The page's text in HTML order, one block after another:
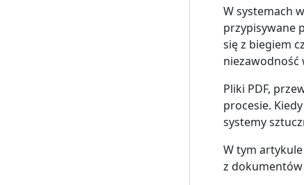
W systemach
przypisywane
się z biegiem
niezawodność
Pliki PDF,
procesie.
systemy
W tym
z dokumentów